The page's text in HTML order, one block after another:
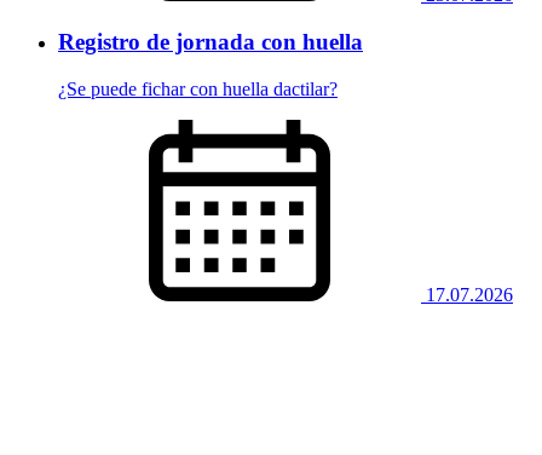
Registro de jornada con huella
¿Se puede fichar con huella dactilar?
17.07.2026